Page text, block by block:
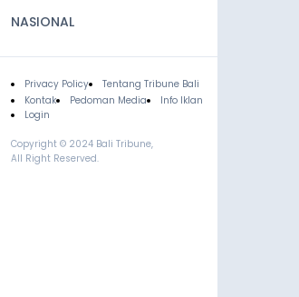
NASIONAL
Footer
Privacy Policy
Tentang Tribune Bali
Kontak
Pedoman Media
Info Iklan
Login
Copyright © 2024 Bali Tribune,
All Right Reserved.